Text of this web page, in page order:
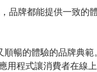
品牌都能提供一致的
暢的體驗的品牌典
用程式讓消費者在線